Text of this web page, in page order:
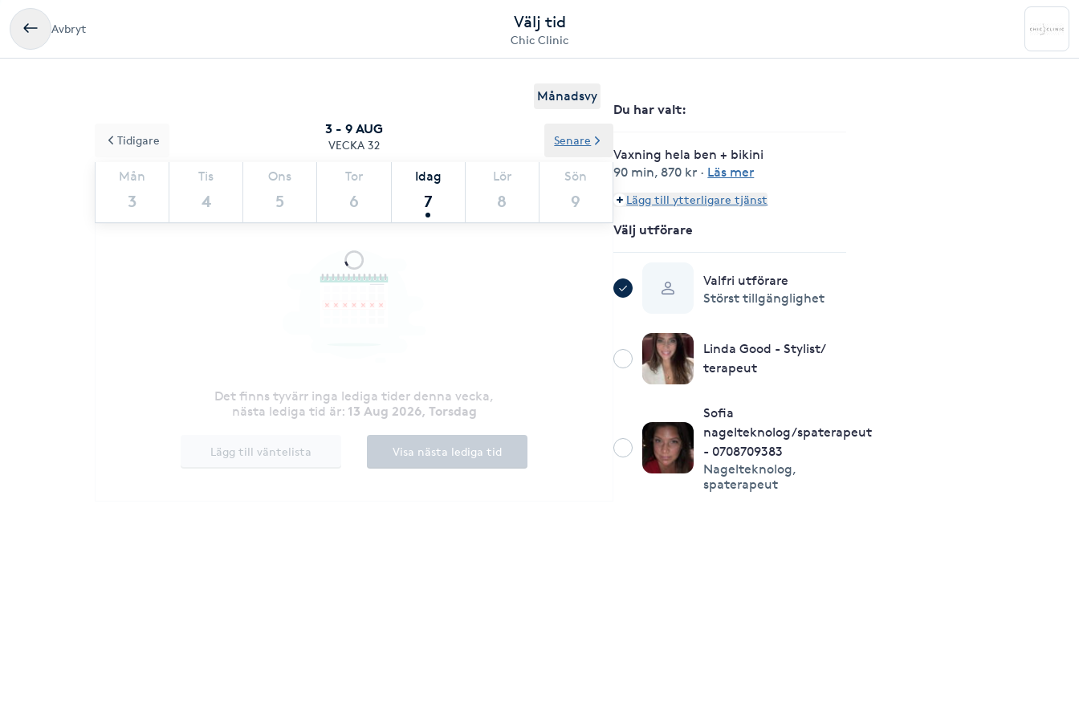
Avbryt Välj tid
Chic Clinic
Månadsvy
3 - 9 AUG
VECKA 32
Mån
3
Tis
4
Ons
5
Tor
6
Idag
7
Lör
8
Sön
9
Tidigare Senare
Det finns tyvärr inga lediga tider denna vecka,
nästa lediga tid är: 13 Aug 2026, Torsdag
Lägg till väntelista Visa nästa lediga tid
Du har valt:
Vaxning hela ben + bikini
90 min,870 kr · Läs mer
Lägg till ytterligare tjänst
Välj utförare
Valfri utförare
Störst tillgänglighet
Linda Good - Stylist/
terapeut
Sofia
nagelteknolog/spaterapeut
- 0708709383
Nagelteknolog,
spaterapeut